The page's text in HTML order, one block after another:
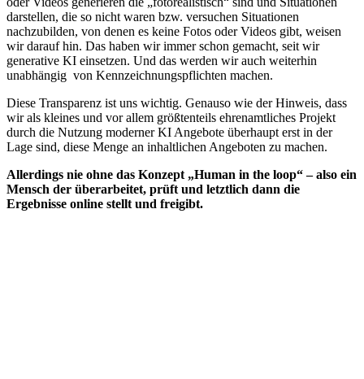
darstellen, die so nicht waren bzw. versuchen Situationen
nachzubilden, von denen es keine Fotos oder Videos gibt, weisen
wir darauf hin. Das haben wir immer schon gemacht, seit wir
generative KI einsetzen. Und das werden wir auch weiterhin
unabhängig von Kennzeichnungspflichten machen.
Diese Transparenz ist uns wichtig. Genauso wie der Hinweis, dass
wir als kleines und vor allem größtenteils ehrenamtliches Projekt
durch die Nutzung moderner KI Angebote überhaupt erst in der
Lage sind, diese Menge an inhaltlichen Angeboten zu machen.
Allerdings nie ohne das Konzept „Human in the loop“ – also ein
Mensch der überarbeitet, prüft und letztlich dann die
Ergebnisse online stellt und freigibt.